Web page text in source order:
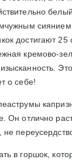
достигают 25
кремово-
о себе!
Он отлично
в горшок,